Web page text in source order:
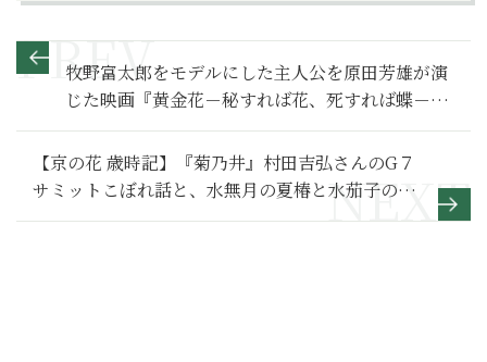
牧野富太郎をモデルにした主人公を原田芳雄が演
じた映画『黄金花－秘すれば花、死すれば蝶－』
【面白すぎる日本映画 第79回】
【京の花 歳時記】『菊乃井』村田吉弘さんのG７
サミットこぼれ話と、水無月の夏椿と水茄子の糠
漬け